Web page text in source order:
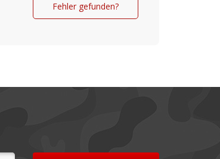
Fehler gefunden?